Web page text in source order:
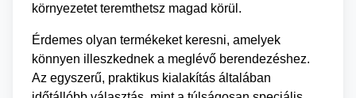
környezetet teremthetsz magad körül.
Érdemes olyan termékeket keresni, amelyek
könnyen illeszkednek a meglévő berendezéshez.
Az egyszerű, praktikus kialakítás általában